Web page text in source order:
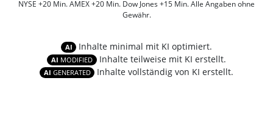
NYSE +20 Min. AMEX +20 Min. Dow Jones +15 Min. Alle Angaben ohne
Gewähr.
AI Inhalte minimal mit KI optimiert.
AI MODIFIED Inhalte teilweise mit KI erstellt.
AI GENERATED Inhalte vollständig von KI erstellt.